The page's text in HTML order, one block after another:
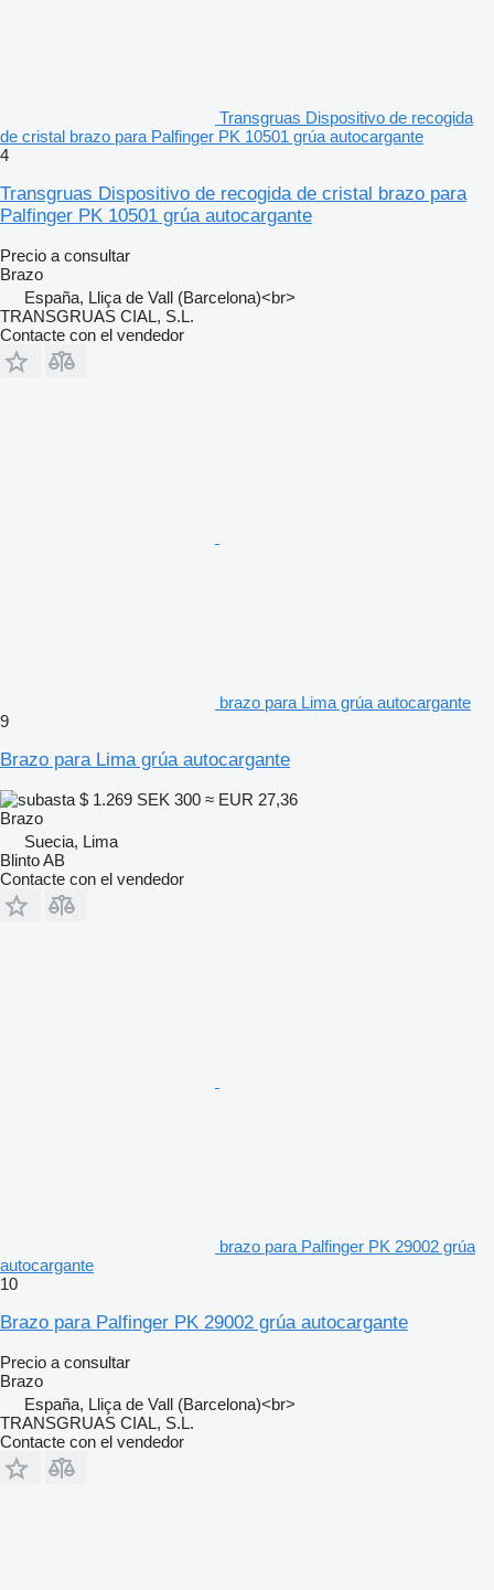
Transgruas Dispositivo de recogida
de cristal brazo para Palfinger PK 10501 grúa autocargante
4
Transgruas Dispositivo de recogida de cristal brazo para
Palfinger PK 10501 grúa autocargante
Precio a consultar
Brazo
España, Lliça de Vall (Barcelona)<br>
TRANSGRUAS CIAL, S.L.
Contacte con el vendedor
brazo para Lima grúa autocargante
9
Brazo para Lima grúa autocargante
$ 1.269 SEK 300 ≈ EUR 27,36
Brazo
Suecia, Lima
Blinto AB
Contacte con el vendedor
brazo para Palfinger PK 29002 grúa
autocargante
10
Brazo para Palfinger PK 29002 grúa autocargante
Precio a consultar
Brazo
España, Lliça de Vall (Barcelona)<br>
TRANSGRUAS CIAL, S.L.
Contacte con el vendedor